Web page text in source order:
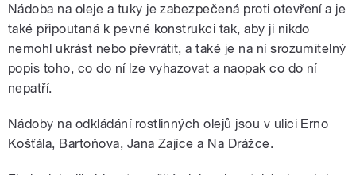
Nádoba na oleje a tuky je zabezpečená proti otevření a je
také připoutaná k pevné konstrukci tak, aby ji nikdo
nemohl ukrást nebo převrátit, a také je na ní srozumitelný
popis toho, co do ní lze vyhazovat a naopak co do ní
nepatří.
Nádoby na odkládání rostlinných olejů jsou v ulici Erno
Košťála, Bartoňova, Jana Zajíce a Na Drážce.